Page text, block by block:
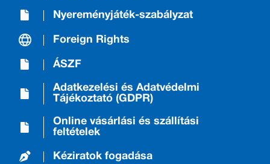
Nyereményjáték-szabályzat
Foreign Rights
ÁSZF
Adatkezelési és Adatvédelmi
Tájékoztató (GDPR)
Online vásárlási és szállítási
feltételek
Kéziratok fogadása